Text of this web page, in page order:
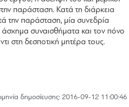
παράσταση. Κατά τη διάρκεια
την παράσταση, μία συνεδρία
συναισθήματα και τον πόνο
στη δεσποτική μητέρα τους.
δημοσίευσης: 2016-09-12 11:00:46